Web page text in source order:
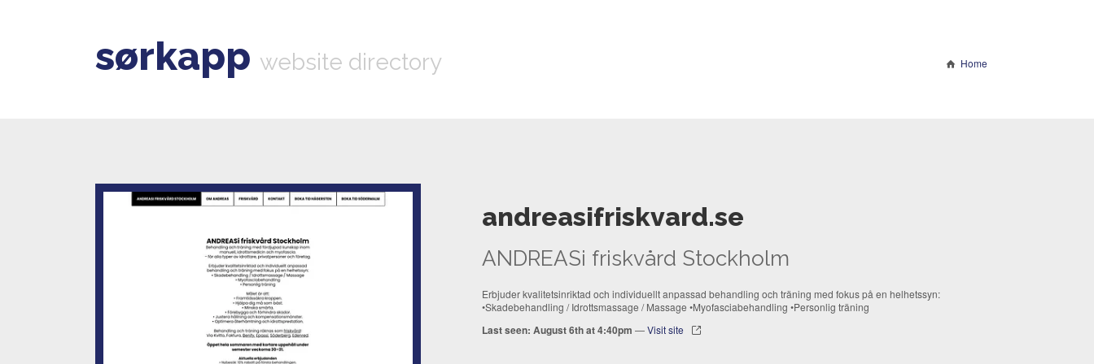
sørkapp website directory Home
andreasifriskvard.se
ANDREASi friskvård Stockholm
Erbjuder kvalitetsinriktad och individuellt anpassad behandling och träning med fokus på en helhetssyn:
•Skadebehandling / Idrottsmassage / Massage •Myofasciabehandling •Personlig träning
Last seen: August 6th at 4:40pm —Visit site